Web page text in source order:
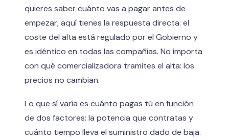
quieres saber cuánto vas a pagar antes de
empezar, aquí tienes la respuesta directa: el
coste del alta está regulado por el Gobierno y
es idéntico en todas las compañías. No importa
con qué comercializadora tramites el alta: los
precios no cambian.
Lo que sí varía es cuánto pagas tú en función
de dos factores: la potencia que contratas y
cuánto tiempo lleva el suministro dado de baja.